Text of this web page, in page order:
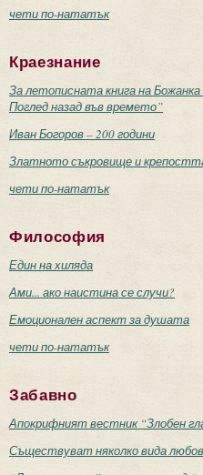
чети по-нататък
Краезнание
За летописната книга на Божанка
Поглед назад във времето”
Иван Богоров – 200 години
Златното съкровище и
чети по-нататък
Философия
Един на хиляда
Ами... ако наистина се случи?
Емоционален аспект за душата
чети по-нататък
Забавно
Апокрифният вестник “Злобен
Съществуват няколко вида